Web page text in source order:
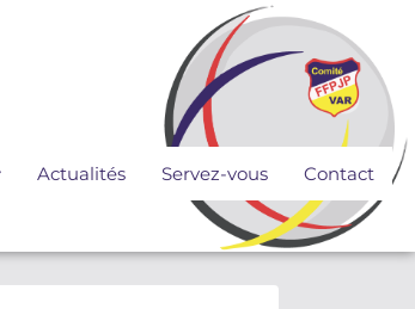
Actualités Servez-vous Contact